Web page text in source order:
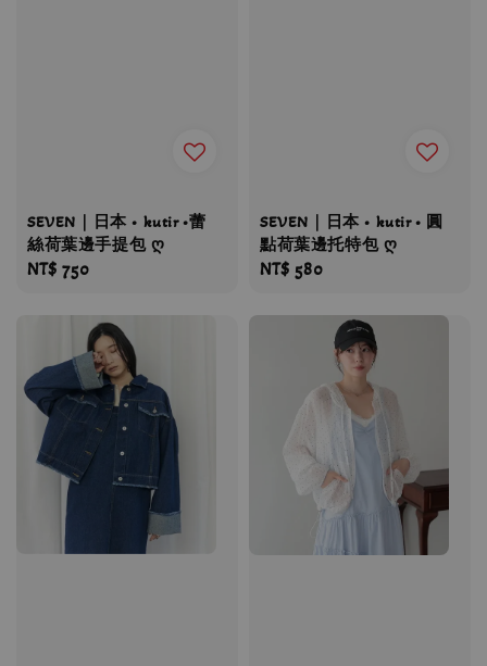
SEVEN｜日本 • kutir •蕾
絲荷葉邊手提包 ღ
Regular
NT$ 750
SEVEN｜日本 • kutir • 圓
點荷葉邊托特包 ღ
Regular
NT$ 580